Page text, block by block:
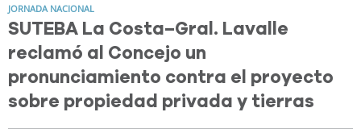
JORNADA NACIONAL
SUTEBA La Costa–Gral. Lavalle
reclamó al Concejo un
pronunciamiento contra el proyecto
sobre propiedad privada y tierras